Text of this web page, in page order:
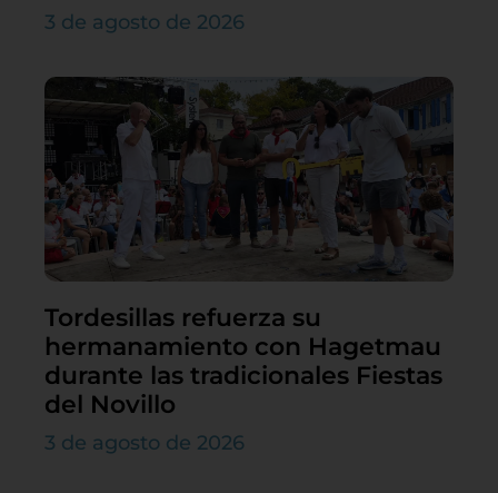
3 de agosto de 2026
Tordesillas refuerza su
hermanamiento con Hagetmau
durante las tradicionales Fiestas
del Novillo
3 de agosto de 2026